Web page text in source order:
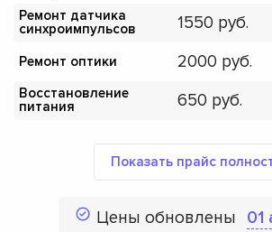
Ремонт датчика
синхроимпульсов
1550
Ремонт оптики 2000
Восстановление
питания
650
Показать прайс
Цены обновлены 01